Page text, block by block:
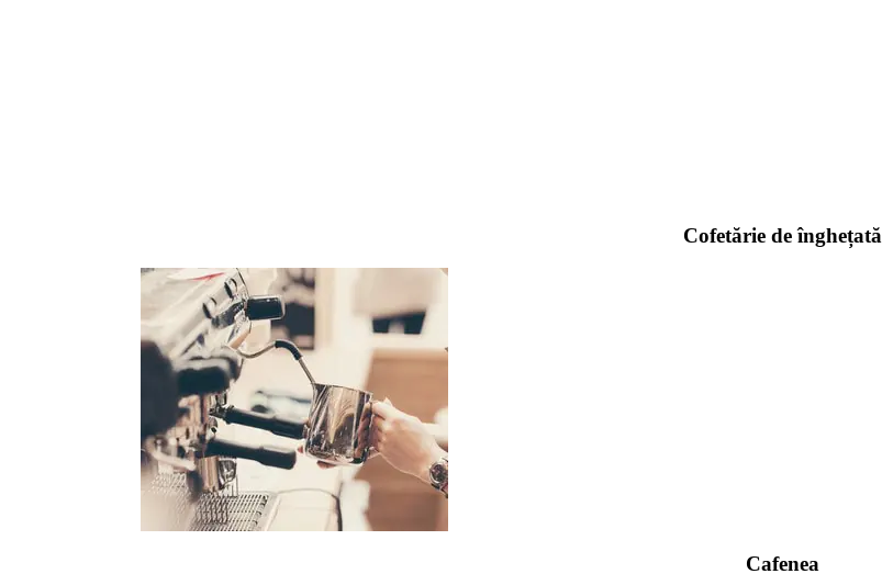
Cofetărie de înghețată
Cafenea